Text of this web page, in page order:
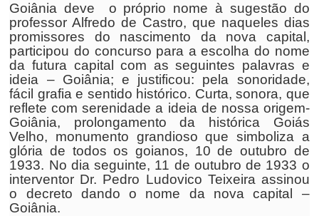
Goiânia deve o próprio nome à sugestão do
professor Alfredo de Castro, que naqueles dias
promissores do nascimento da nova capital,
participou do concurso para a escolha do nome
da futura capital com as seguintes palavras e
ideia – Goiânia; e justificou: pela sonoridade,
fácil grafia e sentido histórico. Curta, sonora, que
reflete com serenidade a ideia de nossa origem-
Goiânia, prolongamento da histórica Goiás
Velho, monumento grandioso que simboliza a
glória de todos os goianos, 10 de outubro de
1933. No dia seguinte, 11 de outubro de 1933 o
interventor Dr. Pedro Ludovico Teixeira assinou
o decreto dando o nome da nova capital –
Goiânia.